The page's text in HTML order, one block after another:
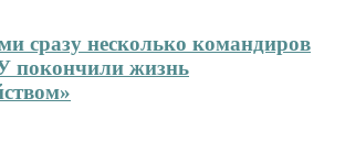
сразу несколько командиров
покончили жизнь